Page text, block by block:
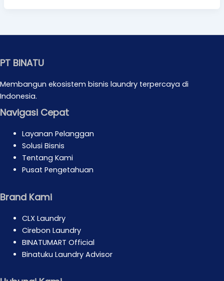
PT BINATU
Membangun ekosistem bisnis laundry terpercaya di
Indonesia.
Navigasi Cepat
Layanan Pelanggan
Solusi Bisnis
Tentang Kami
Pusat Pengetahuan
Brand Kami
CLX Laundry
Cirebon Laundry
BINATUMART Official
Binatuku Laundry Advisor